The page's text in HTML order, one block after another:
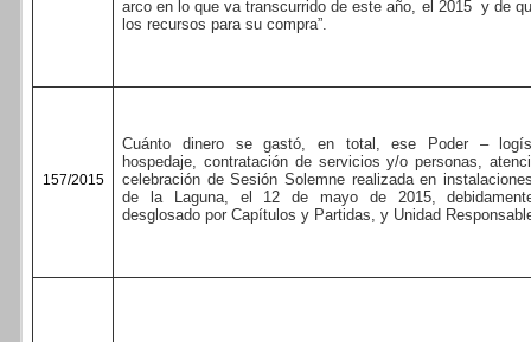
arco en lo que va transcurrido de este año, el 2015 y de
los recursos para su compra”.
157/2015
Cuánto dinero se gastó, en total, ese Poder –
hospedaje, contratación de servicios y/o personas,
celebración de Sesión Solemne realizada en
de la Laguna, el 12 de mayo de 2015,
desglosado por Capítulos y Partidas, y Unidad